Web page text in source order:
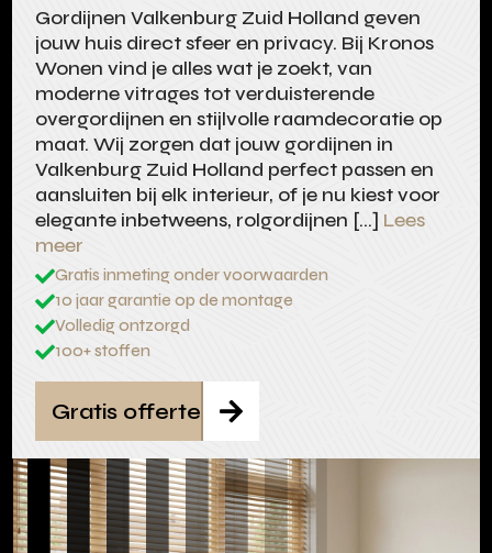
Gordijnen Valkenburg Zuid Holland geven
jouw huis direct sfeer en privacy. Bij Kronos
Wonen vind je alles wat je zoekt, van
moderne vitrages tot verduisterende
overgordijnen en stijlvolle raamdecoratie op
maat. Wij zorgen dat jouw gordijnen in
Valkenburg Zuid Holland perfect passen en
aansluiten bij elk interieur, of je nu kiest voor
elegante inbetweens, rolgordijnen […] Lees
meer
Gratis inmeting onder voorwaarden
10 jaar garantie op de montage
Volledig ontzorgd
100+ stoffen

Gratis offerte